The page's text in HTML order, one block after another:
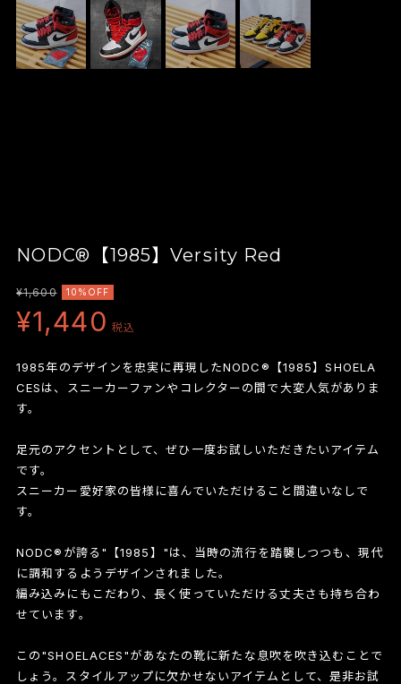
NODC®【1985】Versity Red
¥1,600 10%OFF
¥1,440 税込
1985年のデザインを忠実に再現したNODC®【1985】SHOELA
CESは、スニーカーファンやコレクターの間で大変人気がありま
す。
足元のアクセントとして、ぜひ一度お試しいただきたいアイテム
です。
スニーカー愛好家の皆様に喜んでいただけること間違いなしで
す。
NODC®が誇る"【1985】"は、当時の流行を踏襲しつつも、現代
に調和するようデザインされました。
編み込みにもこだわり、長く使っていただける丈夫さも持ち合わ
せています。
この"SHOELACES"があなたの靴に新たな息吹を吹き込むことで
しょう。スタイルアップに欠かせないアイテムとして、是非お試